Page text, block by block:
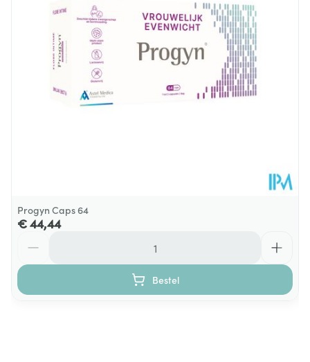
Dieetbeperkingen Glutenvrij, Lactosevrij, Vegan
Behoud
Kamertemperatuur (15°C -
Progyn Caps 64
€ 44,44
Bestel